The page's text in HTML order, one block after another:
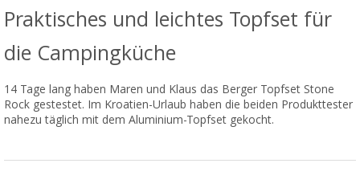
Praktisches und leichtes Topfset für
die Campingküche
14 Tage lang haben Maren und Klaus das Berger Topfset Stone
Rock gestestet. Im Kroatien-Urlaub haben die beiden Produkttester
nahezu täglich mit dem Aluminium-Topfset gekocht.